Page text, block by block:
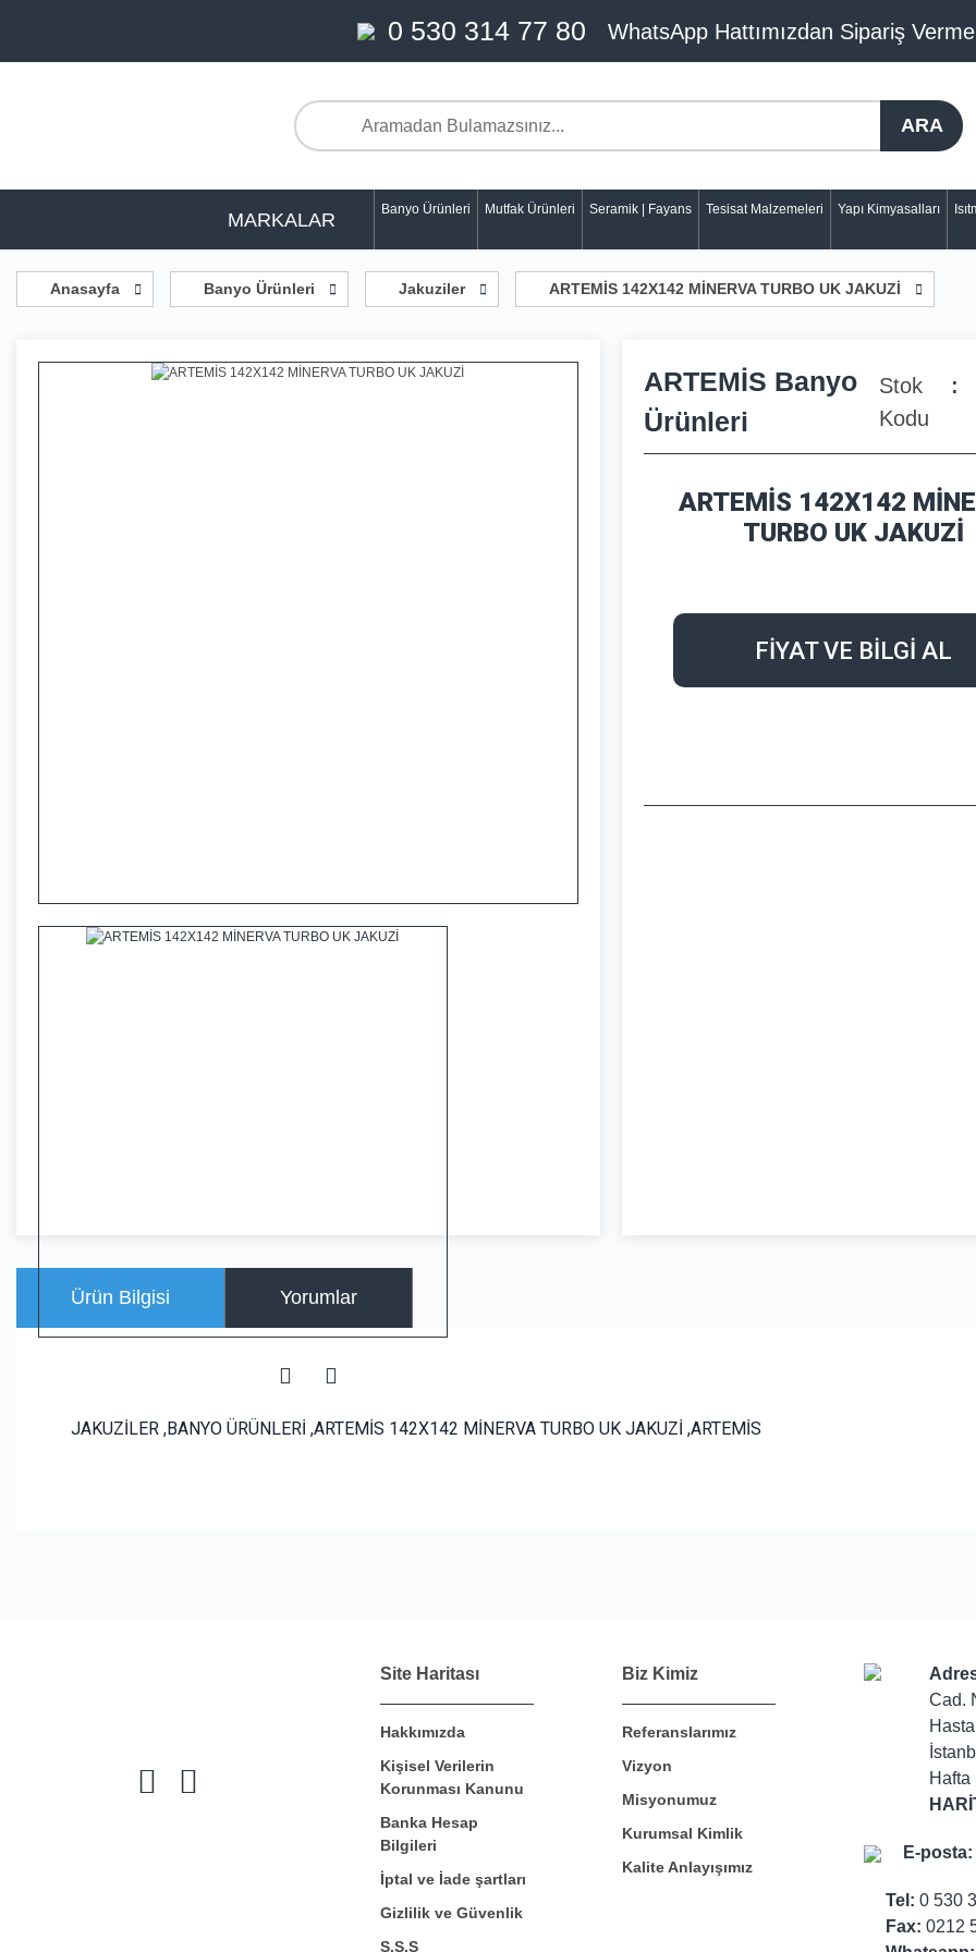
0 530 314 77 80 WhatsApp Hattımızdan Sipariş
ARA
MARKALAR Banyo Ürünleri Mutfak Ürünleri Seramik | Fayans Tesisat Malzemeleri Yapı Kimyasalları
Anasayfa Banyo Ürünleri Jakuziler ARTEMİS 142X142 MİNERVA TURBO UK JAKUZİ
ARTEMİS Banyo
Ürünleri
Stok
Kodu
ARTEMİS 142X142
TURBO UK JAKUZİ
FİYAT VE BİLGİ AL
Ürün Bilgisi Yorumlar
JAKUZİLER ,BANYO ÜRÜNLERİ ,ARTEMİS 142X142 MİNERVA TURBO UK JAKUZİ ,ARTEMİS
Bu ürüne ilk yorumu siz yapın!
Yorum Yaz
Site Haritası
Hakkımızda
Kişisel Verilerin
Korunması Kanunu
Banka Hesap
Bilgileri
İptal ve İade şartları
Gizlilik ve Güvenlik
S.S.S
Biz Kimiz
Referanslarımız
Vizyon
Misyonumuz
Kurumsal Kimlik
Kalite Anlayışımız
Cad.
Hafta
E-posta:
Tel: 0 530
Fax: 0212